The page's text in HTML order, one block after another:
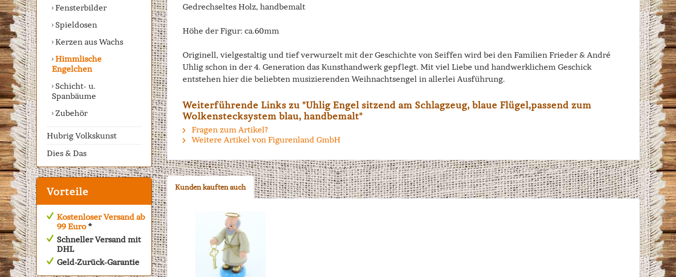
Fensterbilder
Spieldosen
Kerzen aus Wachs
Himmlische
Engelchen
Schicht- u.
Spanbäume
Zubehör
Hubrig Volkskunst
Dies & Das
Vorteile
Kostenloser Versand ab
99 Euro*
Schneller Versand mit
DHL
Geld-Zurück-Garantie
Gedrechseltes Holz, handbemalt
Höhe der Figur: ca.60mm
Originell, vielgestaltig und tief verwurzelt mit der Geschichte von Seiffen wird bei den Familien Frieder & André
Uhlig schon in der 4. Generation das Kunsthandwerk gepflegt. Mit viel Liebe und handwerklichem Geschick
entstehen hier die beliebten musizierenden Weihnachtsengel in allerlei Ausführung.
Weiterführende Links zu "Uhlig Engel sitzend am Schlagzeug, blaue Flügel,passend zum
Wolkenstecksystem blau, handbemalt"
Fragen zum Artikel?
Weitere Artikel von Figurenland GmbH
Kunden kauften auch